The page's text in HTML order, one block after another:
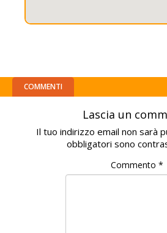
COMMENTI
Lascia un
Il tuo indirizzo email non sarà
obbligatori sono
Commento *